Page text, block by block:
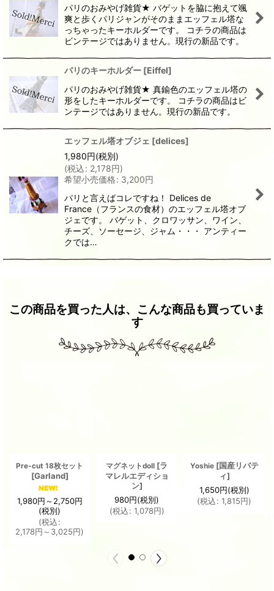
パリのおみやげ雑貨★ バゲットを脇に抱えて颯
爽と歩くパリジャンがそのままエッフェル塔な
っちゃったキーホルダーです。 コチラの商品は
ビンテージではありません。現行の新品です。
パリのキーホルダー [Eiffel]
パリのおみやげ雑貨★ 真鍮色のエッフェル塔の
形をしたキーホルダーです。 コチラの商品はビ
ンテージではありません。現行の新品です。
エッフェル塔オブジェ [delices]
1,980円(税別)
(税込: 2,178円)
希望小売価格: 3,200円
パリと言えばコレですね！ Delices de
France（フランスの食材）のエッフェル塔オブ
ジェです。 バゲット、クロワッサン、ワイン、
チーズ、ソーセージ、ジャム・・・ アンティー
クでは…
この商品を買った人は、こんな商品も買っていま
す
Pre-cut 18枚セット
[Garland]
1,980円～2,750円
(税別)
(税込:
2,178円 ～3,025円)
マグネットdoll [ラ
マレルエディショ
ン]
980円(税別)
(税込: 1,078円)
Yoshie [国産リバテ
ィ]
1,650円(税別)
(税込: 1,815円)